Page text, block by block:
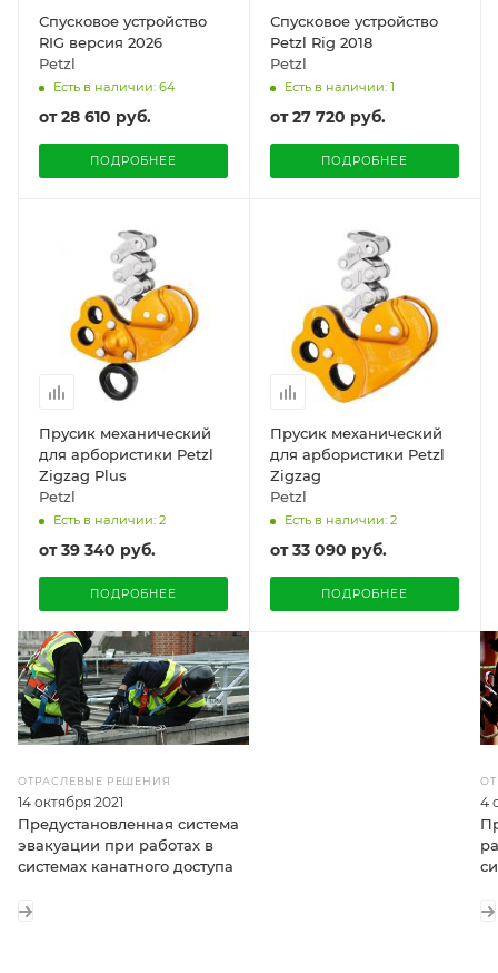
Спусковое устройство
RIG версия 2026
Petzl
Есть в наличии: 64
от28 610 руб.
ПОДРОБНЕЕ
Спусковое устройство
Petzl Rig 2018
Petzl
Есть в наличии: 1
от27 720 руб.
ПОДРОБНЕЕ
Прусик механический
для арбористики Petzl
Zigzag Plus
Petzl
Есть в наличии: 2
от39 340 руб.
ПОДРОБНЕЕ
Прусик механический
для арбористики Petzl
Zigzag
Petzl
Есть в наличии: 2
от33 090 руб.
ПОДРОБНЕЕ
ОТРАСЛЕВЫЕ РЕШЕНИЯ
14 октября 2021
Предустановленная система
эвакуации при работах в
системах канатного доступа
4